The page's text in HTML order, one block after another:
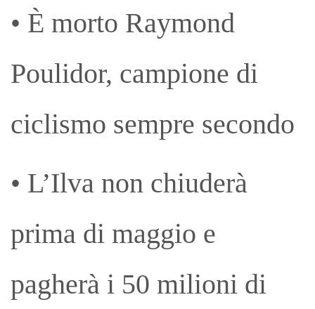
• È morto Raymond
Poulidor, campione di
ciclismo sempre secondo
• L’Ilva non chiuderà
prima di maggio e
pagherà i 50 milioni di